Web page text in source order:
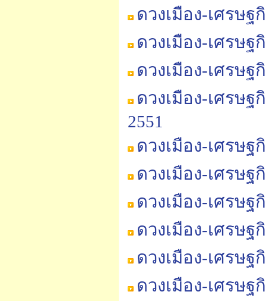
ดวงเมือง-เศรษ
ดวงเมือง-เศรษ
ดวงเมือง-เศรษ
ดวงเมือง-เศรษ
2551
ดวงเมือง-เศรษ
ดวงเมือง-เศรษ
ดวงเมือง-เศรษ
ดวงเมือง-เศรษ
ดวงเมือง-เศรษ
ดวงเมือง-เศรษ